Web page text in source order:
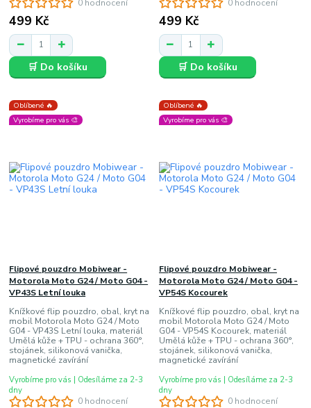
0 hodnocení
499 Kč
🛒 Do košíku
0 hodnocení
499 Kč
🛒 Do košíku
Oblíbené 🔥
Vyrobíme pro vás 🎨
0 hodnocení
Flipové pouzdro Mobiwear -
Motorola Moto G24 / Moto G04 -
VP43S Letní louka
Knížkové flip pouzdro, obal, kryt na
mobil Motorola Moto G24 / Moto
G04 - VP43S Letní louka, materiál
Umělá kůže + TPU - ochrana 360°,
stojánek, silikonová vanička,
magnetické zavírání
Vyrobíme pro vás | Odesíláme za 2-3
dny
Oblíbené 🔥
Vyrobíme pro vás 🎨
0 hodnocení
Flipové pouzdro Mobiwear -
Motorola Moto G24 / Moto G04 -
VP54S Kocourek
Knížkové flip pouzdro, obal, kryt na
mobil Motorola Moto G24 / Moto
G04 - VP54S Kocourek, materiál
Umělá kůže + TPU - ochrana 360°,
stojánek, silikonová vanička,
magnetické zavírání
Vyrobíme pro vás | Odesíláme za 2-3
dny